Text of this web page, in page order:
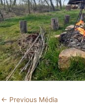
← Previous Média